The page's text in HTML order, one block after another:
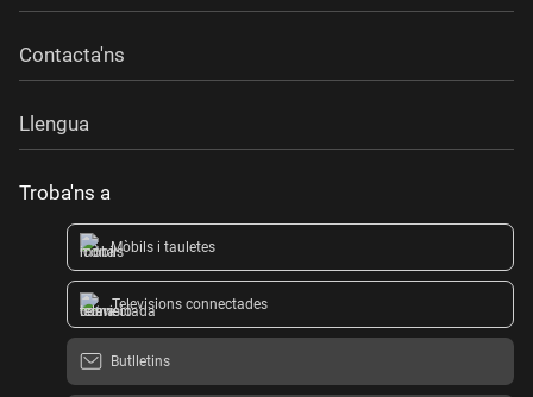
Contacta'ns
Llengua
Troba'ns a
Mòbils i tauletes
Televisions connectades
Butlletins